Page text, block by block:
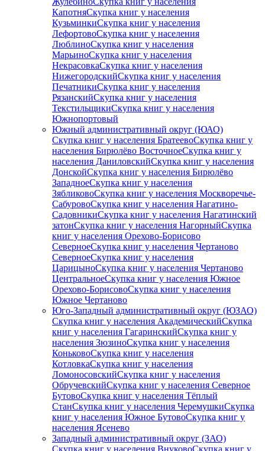
КапотняСкупка книг у населения
КузьминкиСкупка книг у населения
ЛефортовоСкупка книг у населения
ЛюблиноСкупка книг у населения
МарьиноСкупка книг у населения
НекрасовкаСкупка книг у населения
НижегородскийСкупка книг у населения
ПечатникиСкупка книг у населения
РязанскийСкупка книг у населения
ТекстильщикиСкупка книг у населения
Южнопортовый
Южный административный округ (ЮАО)
Скупка книг у населения БратеевоСкупка книг у
населения Бирюлёво ВосточноеСкупка книг у
населения ДаниловскийСкупка книг у населения
ДонскойСкупка книг у населения Бирюлёво
ЗападноеСкупка книг у населения
ЗябликовоСкупка книг у населения Москворечье-
СабуровоСкупка книг у населения Нагатино-
СадовникиСкупка книг у населения Нагатинский
затонСкупка книг у населения НагорныйСкупка
книг у населения Орехово-Борисово
СеверноеСкупка книг у населения Чертаново
СеверноеСкупка книг у населения
ЦарицыноСкупка книг у населения Чертаново
ЦентральноеСкупка книг у населения Южное
Орехово-БорисовоСкупка книг у населения
Южное Чертаново
Юго-Западный административный округ (ЮЗАО)
Скупка книг у населения АкадемическийСкупка
книг у населения ГагаринскийСкупка книг у
населения ЗюзиноСкупка книг у населения
КоньковоСкупка книг у населения
КотловкаСкупка книг у населения
ЛомоносовскийСкупка книг у населения
ОбручевскийСкупка книг у населения Северное
БутовоСкупка книг у населения Тёплый
СтанСкупка книг у населения ЧеремушкиСкупка
книг у населения Южное БутовоСкупка книг у
населения Ясенево
Западный административный округ (ЗАО)
Скупка книг у населения ВнуковоСкупка книг у